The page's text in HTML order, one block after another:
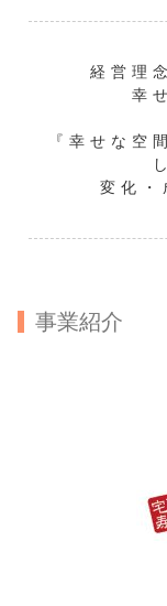
経営理
幸
『幸せな空
変化・
事業紹介